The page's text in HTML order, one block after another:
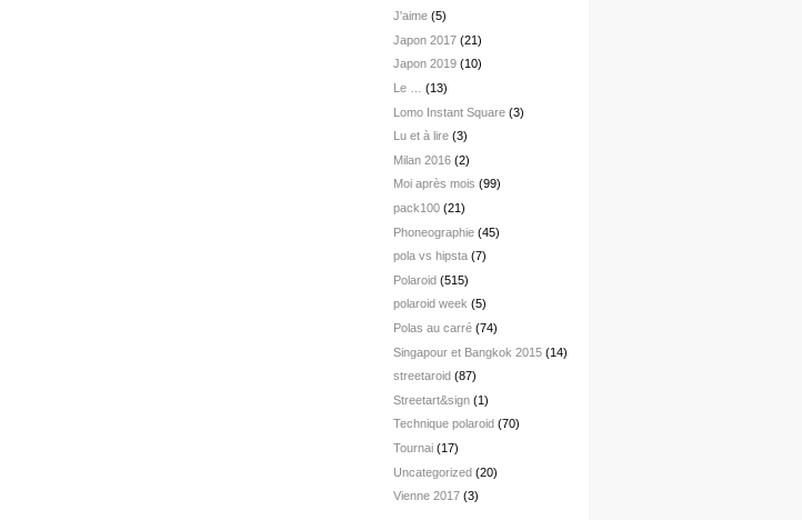
J'aime (5)
Japon 2017 (21)
Japon 2019 (10)
Le …
(13)
Lomo Instant Square (3)
Lu et à lire (3)
Milan 2016 (2)
Moi après mois (99)
pack100 (21)
Phoneographie (45)
pola vs hipsta (7)
Polaroid (515)
polaroid week (5)
Polas au carré (74)
Singapour et Bangkok 2015 (14)
streetaroid (87)
Streetart&sign (1)
Technique polaroid (70)
Tournai (17)
Uncategorized (20)
Vienne 2017 (3)